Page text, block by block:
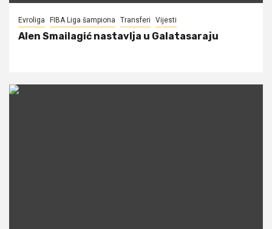
Evroliga FIBA Liga šampiona Transferi Vijesti
Alen Smailagić nastavlja u Galatasaraju